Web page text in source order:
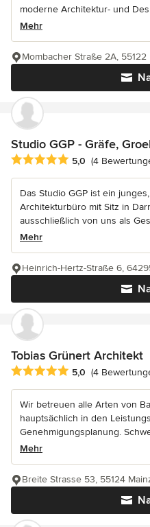
moderne Architektur- und
Mehr
Mombacher Straße 2A, 55122
Studio GGP - Gräfe,
Durchschnittliche
5,0 (4
Das Studio GGP ist ein
Architekturbüro mit Sitz in
ausschließlich von uns als
Mehr
Heinrich-Hertz-Straße 6,
Tobias Grünert Architekt
Durchschnittliche
5,0 (4
Wir betreuen alle Arten von
hauptsächlich in den
Genehmigungsplanung.
Mehr
Breite Strasse 53, 55124